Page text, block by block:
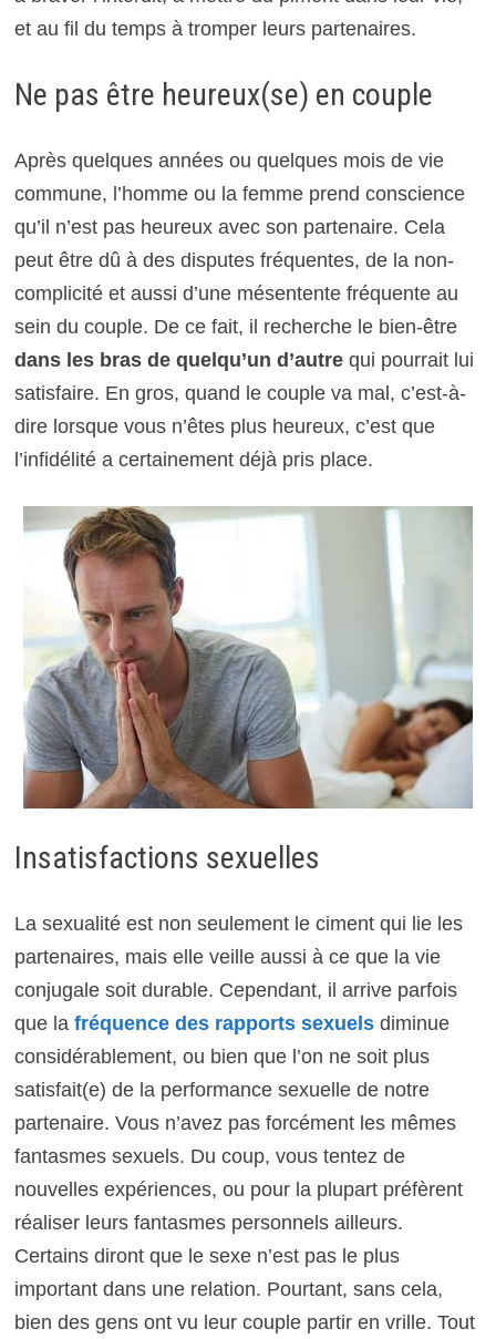
et au fil du temps à tromper leurs partenaires.
Ne pas être heureux(se) en couple
Après quelques années ou quelques mois de vie
commune, l’homme ou la femme prend conscience
qu’il n’est pas heureux avec son partenaire. Cela
peut être dû à des disputes fréquentes, de la non-
complicité et aussi d’une mésentente fréquente au
sein du couple. De ce fait, il recherche le bien-être
dans les bras de quelqu’un d’autrequi pourrait lui
satisfaire. En gros, quand le couple va mal, c’est-à-
dire lorsque vous n’êtes plus heureux, c’est que
l’infidélité a certainement déjà pris place.
Insatisfactions sexuelles
La sexualité est non seulement le ciment qui lie les
partenaires, mais elle veille aussi à ce que la vie
conjugale soit durable. Cependant, il arrive parfois
que la fréquence des rapports sexuelsdiminue
considérablement, ou bien que l’on ne soit plus
satisfait(e) de la performance sexuelle de notre
partenaire. Vous n’avez pas forcément les mêmes
fantasmes sexuels. Du coup, vous tentez de
nouvelles expériences, ou pour la plupart préfèrent
réaliser leurs fantasmes personnels ailleurs.
Certains diront que le sexe n’est pas le plus
important dans une relation. Pourtant, sans cela,
bien des gens ont vu leur couple partir en vrille. Tout